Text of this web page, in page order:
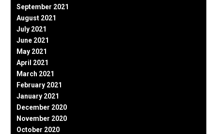
September 2021
August 2021
July 2021
June 2021
May 2021
April 2021
March 2021
February 2021
January 2021
December 2020
November 2020
October 2020